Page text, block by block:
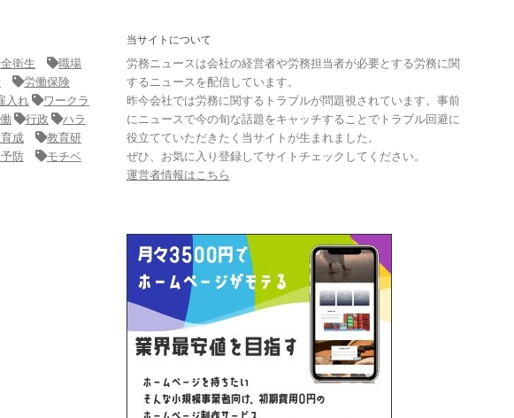
衛生
職場
労働保険
入れ
ワークラ
行政
ハラ
成
教育研
防
モチベ
当サイトについて
労務ニュースは会社の経営者や労務担当者が必要とする労務に関
するニュースを配信しています。
昨今会社では労務に関するトラブルが問題視されています。事前
にニュースで今の旬な話題をキャッチすることでトラブル回避に
役立てていただきたく当サイトが生まれました。
ぜひ、お気に入り登録してサイトチェックしてください。
運営者情報はこちら